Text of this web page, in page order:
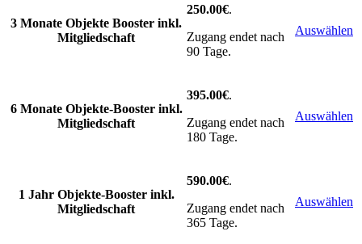
3 Monate Objekte Booster inkl.
Mitgliedschaft
250.00€.
Zugang endet nach
90 Tage.
Auswählen
6 Monate Objekte-Booster inkl.
Mitgliedschaft
395.00€.
Zugang endet nach
180 Tage.
Auswählen
1 Jahr Objekte-Booster inkl.
Mitgliedschaft
590.00€.
Zugang endet nach
365 Tage.
Auswählen